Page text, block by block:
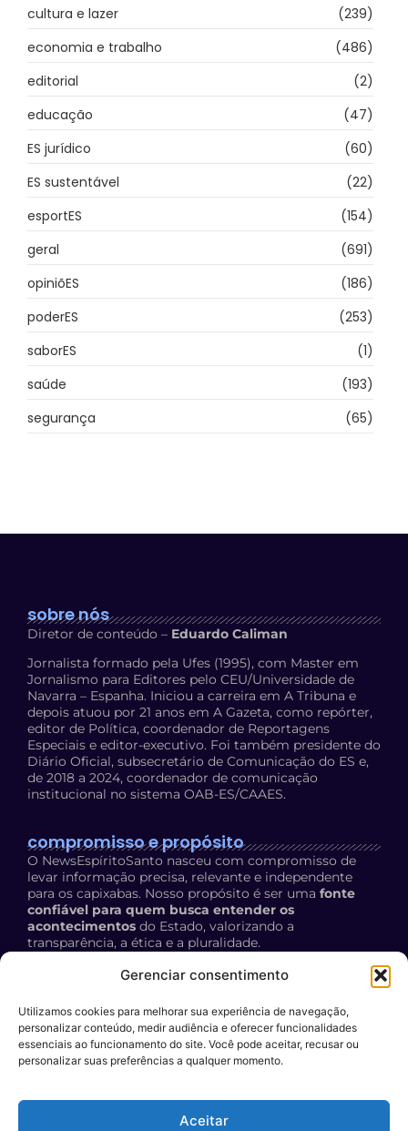
Gerenciar consentimento
Utilizamos cookies para melhorar sua experiência de navegação,
personalizar conteúdo, medir audiência e oferecer funcionalidades
essenciais ao funcionamento do site. Você pode aceitar, recusar ou
personalizar suas preferências a qualquer momento.
Aceitar
cultura e lazer
(239)
economia e trabalho
(486)
editorial
(2)
educação
(47)
ES jurídico
(60)
ES sustentável
(22)
esportES
(154)
geral
(691)
opiniõES
(186)
poderES
(253)
saborES
(1)
saúde
(193)
segurança
(65)
sobre nós
Diretor de conteúdo – Eduardo Caliman
Jornalista formado pela Ufes (1995), com Master em
Jornalismo para Editores pelo CEU/Universidade de
Navarra – Espanha. Iniciou a carreira em A Tribuna e
depois atuou por 21 anos em A Gazeta, como repórter,
editor de Política, coordenador de Reportagens
Especiais e editor-executivo. Foi também presidente do
Diário Oficial, subsecretário de Comunicação do ES e,
de 2018 a 2024, coordenador de comunicação
institucional no sistema OAB-ES/CAAES.
compromisso e propósito
O NewsEspíritoSanto nasceu com compromisso de
levar informação precisa, relevante e independente
para os capixabas. Nosso propósito é ser uma fonte
confiável para quem busca entender os
acontecimentos do Estado, valorizando a
transparência, a ética e a pluralidade.
Política de Privacidade: acesse aqui
contato
E-mail:
contato@newsespiritosanto.com.br
WhatsApp: